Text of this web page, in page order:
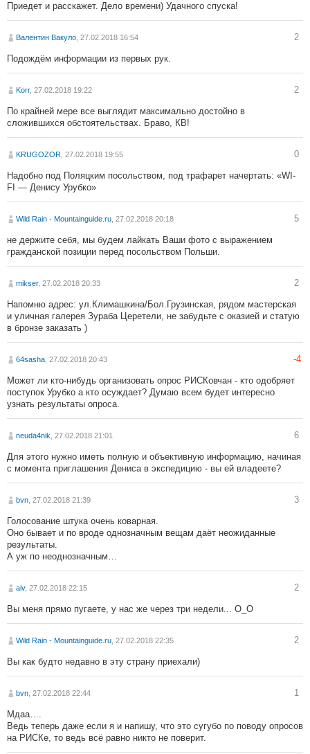
Приедет и расскажет. Дело времени) Удачного спуска!
Валентин Вакуло, 27.02.2018 16:54 2
Подождём информации из первых рук.
Korr, 27.02.2018 19:22 2
По крайней мере все выглядит максимально достойно в
сложившихся обстоятельствах. Браво, КВ!
KRUGOZOR, 27.02.2018 19:55 0
Надобно под Поляцким посольством, под трафарет начертать: «WI-
FI — Денису Урубко»
Wild Rain - Mountainguide.ru, 27.02.2018 20:18 5
не держите себя, мы будем лайкать Ваши фото с выражением
гражданской позиции перед посольством Польши.
mikser, 27.02.2018 20:33 2
Напомню адрес: ул.Климашкина/Бол.Грузинская, рядом мастерская
и уличная галерея Зураба Церетели, не забудьте с оказией и статую
в бронзе заказать )
64sasha, 27.02.2018 20:43 -4
Может ли кто-нибудь организовать опрос РИСКовчан - кто одобряет
поступок Урубко а кто осуждает? Думаю всем будет интересно
узнать результаты опроса.
neuda4nik, 27.02.2018 21:01 6
Для этого нужно иметь полную и объективную информацию, начиная
с момента приглашения Дениса в экспедицию - вы ей владеете?
bvn, 27.02.2018 21:39 3
Голосование штука очень коварная.
Оно бывает и по вроде однозначным вещам даёт неожиданные
результаты.
А уж по неоднозначным…
aiv, 27.02.2018 22:15 2
Вы меня прямо пугаете, у нас же через три недели... О_О
Wild Rain - Mountainguide.ru, 27.02.2018 22:35 2
Вы как будто недавно в эту страну приехали)
bvn, 27.02.2018 22:44 1
Мдаа….
Ведь теперь даже если я и напишу, что это сугубо по поводу опросов
на РИСКе, то ведь всё равно никто не поверит.